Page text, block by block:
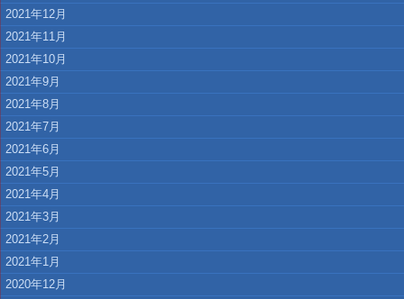
2021年12月
2021年11月
2021年10月
2021年9月
2021年8月
2021年7月
2021年6月
2021年5月
2021年4月
2021年3月
2021年2月
2021年1月
2020年12月